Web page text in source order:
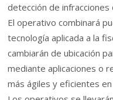
detección de infracciones
El operativo combinará
tecnología aplicada a la
cambiarán de ubicación
mediante aplicaciones o
más ágiles y eficientes